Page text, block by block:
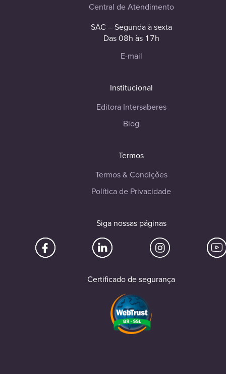
Central de Atendimento
SAC – Segunda à sexta
Das 08h às 17h
E-mail
Institucional
Editora Intersaberes
Blog
Termos
Termos & Condições
Política de Privacidade
Siga nossas páginas
Certificado de segurança